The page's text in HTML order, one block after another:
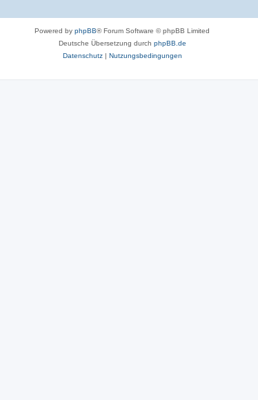
Powered by phpBB® Forum Software © phpBB Limited
Deutsche Übersetzung durch phpBB.de
Datenschutz| Nutzungsbedingungen